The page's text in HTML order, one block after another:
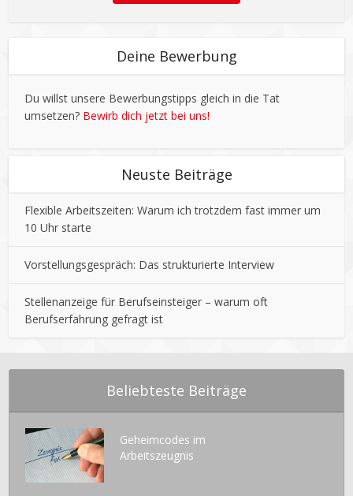
Deine Bewerbung
Du willst unsere Bewerbungstipps gleich in die Tat
umsetzen? Bewirb dich jetzt bei uns!
Neuste Beiträge
Flexible Arbeitszeiten: Warum ich trotzdem fast immer um
10 Uhr starte
Vorstellungsgespräch: Das strukturierte Interview
Stellenanzeige für Berufseinsteiger – warum oft
Berufserfahrung gefragt ist
Beliebteste Beiträge
Geheimcodes im
Arbeitszeugnis